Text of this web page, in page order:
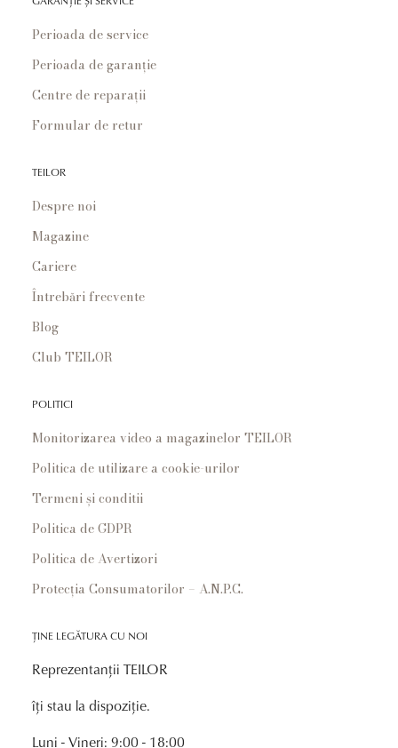
Perioada de service
Perioada de garanție
Centre de reparații
Formular de retur
TEILOR
Despre noi
Magazine
Cariere
Întrebări frecvente
Blog
Club TEILOR
POLITICI
Monitorizarea video a magazinelor TEILOR
Politica de utilizare a cookie-urilor
Termeni și conditii
Politica de GDPR
Politica de Avertizori
Protecția Consumatorilor – A.N.P.C.
ȚINE LEGĂTURA CU NOI
Reprezentanții TEILOR
îți stau la dispoziție.
Luni - Vineri: 9:00 - 18:00